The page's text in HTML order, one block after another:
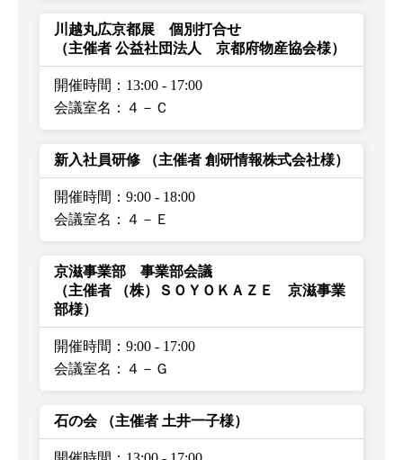
川越丸広京都展 個別打合せ
（主催者 公益社団法人 京都府物産協会様）
開催時間：13:00 - 17:00
会議室名：４－Ｃ
新入社員研修 （主催者 創研情報株式会社様）
開催時間：9:00 - 18:00
会議室名：４－Ｅ
京滋事業部 事業部会議
（主催者 （株）ＳＯＹＯＫＡＺＥ 京滋事業
部様）
開催時間：9:00 - 17:00
会議室名：４－Ｇ
石の会 （主催者 土井一子様）